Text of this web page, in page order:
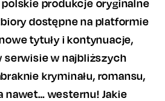
produkcje oryginalne
dostępne na platformie
tytuły i kontynuacje,
serwisie w najbliższych
kryminału, romansu,
nawet… westernu! Jakie